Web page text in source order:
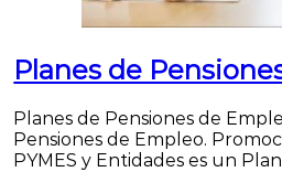
Planes de
Planes de Pensiones de
Pensiones de Empleo.
PYMES y Entidades es un